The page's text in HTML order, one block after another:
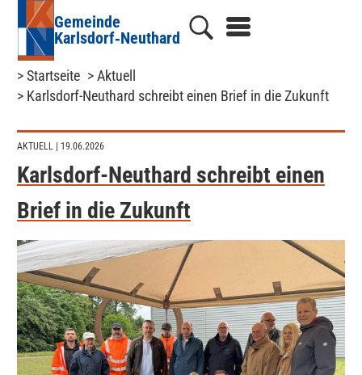
Gemeinde
Karlsdorf‑Neuthard
> Startseite > Aktuell
> Karlsdorf-Neuthard schreibt einen Brief in die Zukunft
AKTUELL | 19.06.2026
Karlsdorf-Neuthard schreibt einen
Brief in die Zukunft